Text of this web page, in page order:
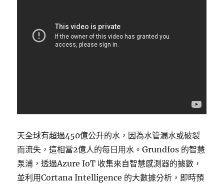
天全球有超過450億公升的水，因為水管漏水或破裂
而流失，這相當2億人的每日用水。Grundfos 的智慧
泵浦，透過Azure IoT 收集來自智慧感測器的據數，
並利用Cortana Intelligence 的大數據分析，即時預